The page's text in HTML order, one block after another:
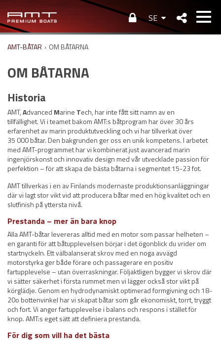
SE
AMT-BÅTAR › OM BÅTARNA
OM BÅTARNA
Historia
AMT,Advanced Marine Tech, har inte fått sitt namn av en
tillfällighet. Vi i teamet bakom AMT:s båtprogram har över 30 års
erfarenhet av marin produktutveckling och vi har tillverkat över
35 000 båtar. Den bakgrunden ger oss en unik kompetens. I arbetet
med AMT-programmet har vi kombinerat just avancerad marin
ingenjörskonst och innovativ design med vår utvecklade passion för
perfektion – för att skapa de bästa båtarna i segmentet 15-23 fot.
AMT tillverkas i en av Finlands modernaste produktionsanläggningar
där vi lagt stor vikt vid att producera båtar med en hög kvalitet och en
slutfinish på yttersta nivå.
Prestanda – mer än bara knop
Alla AMT-båtar levereras alltid med en motor som passar helheten –
en garanti för att båtupplevelsen börjar i det ögonblick du vrider om
startnyckeln. Ett välbalanserat skrov med en noga avvägd
motorstyrka ger både förare och passagerare en positiv
fartupplevelse – utan överraskningar. Följaktligen bygger vi skrov där
vi sätter säkerhet i första rummet men vi lägger också stor vikt på
körglädje. Genom en hydrodynamiskt optimerad formgivning och 18-
20o bottenvinkel har vi skapat båtar som går ekonomiskt, torrt, tryggt
och fort. Vi anger fartupplevelse i balans och respons i stället för
knop. AMT:s eget sätt att definiera prestanda.
För dig som vill ha det bästa